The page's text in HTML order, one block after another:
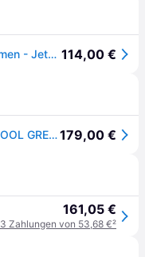
Nike Vomero Plus Gr. 42 Schwarz Damen - Jetzt bei Keller Sports kaufen! 114,00 €
W VOMERO PLUS - BLACK/WHITE-COOL GREY-MTLC DARK GREY - 9179,00 €
161,05 €
Zahlungen von 53,68 €²